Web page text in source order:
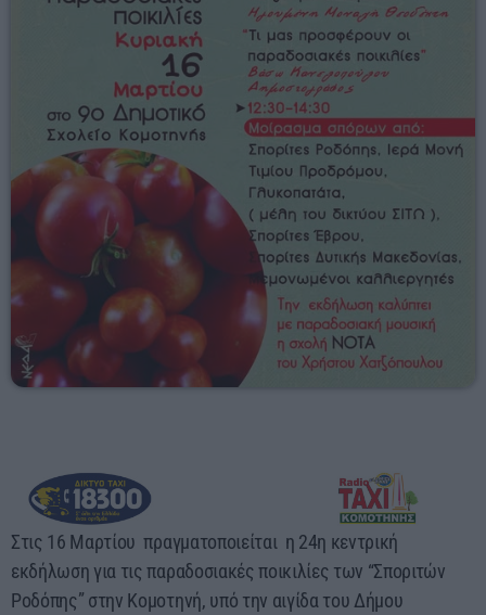
00:00 - 03:00
Στις 16 Μαρτίου πραγματοποιείται η 24η κεντρική
εκδήλωση για τις παραδοσιακές ποικιλίες των “Σποριτών
Ροδόπης” στην Κομοτηνή, υπό την αιγίδα του Δήμου